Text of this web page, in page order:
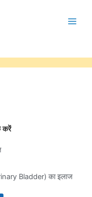
करें
Bladder) का इलाज